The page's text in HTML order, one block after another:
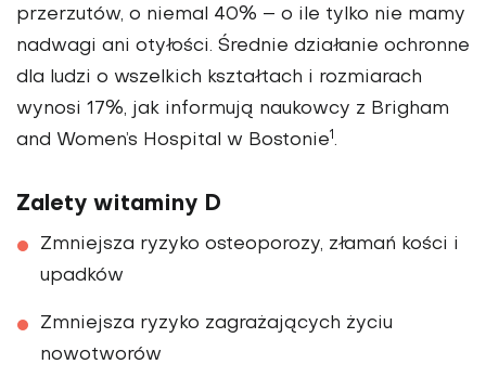
przerzutów, o niemal 40% – o ile tylko nie mamy
nadwagi ani otyłości. Średnie działanie ochronne
dla ludzi o wszelkich kształtach i rozmiarach
wynosi 17%, jak informują naukowcy z Brigham
and Women’s Hospital w Bostonie1.
Zalety witaminy D
Zmniejsza ryzyko osteoporozy, złamań kości i
upadków
Zmniejsza ryzyko zagrażających życiu
nowotworów